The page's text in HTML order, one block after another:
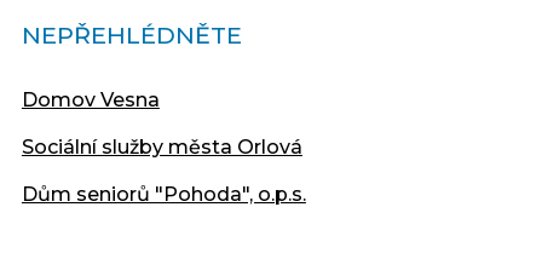
NEPŘEHLÉDNĚTE
Domov Vesna
Sociální služby města Orlová
Dům seniorů "Pohoda", o.p.s.